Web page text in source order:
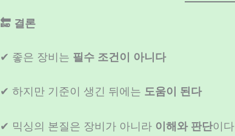
🔚 결론
✔ 좋은 장비는 필수 조건이 아니다
✔ 하지만 기준이 생긴 뒤에는 도움이 된다
✔ 믹싱의 본질은 장비가 아니라 이해와 판단이다